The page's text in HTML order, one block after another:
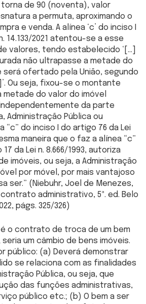
de 90 (noventa), valor
a permuta, aproximando o
e venda. A alínea ‘c’ do inciso I
14.133/2021 atentou-se a esse
valores, tendo estabelecido ‘[…]
não ultrapasse a metade do
será ofertado pela União, segundo
Ou seja, fixou-se o montante
metade do valor do imóvel
da parte
Administração Pública ou
“c” do inciso I do artigo 76 da Lei
maneira que o faz a alínea “c”
da Lei n. 8.666/1993, autoriza
imóveis, ou seja, a Administração
por móvel, por mais vantajoso
ser.” (Niebuhr, Joel de Menezes,
administrativo, 5ª. ed. Belo
págs. 325/326)
o contrato de troca de um bem
um câmbio de bens imóveis.
público: (a) Deverá demonstrar
se relaciona com as finalidades
Pública, ou seja, que
das funções administrativas,
público etc.; (b) O bem a ser